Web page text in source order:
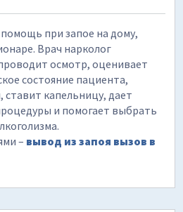
при запое на дому,
Врач нарколог
осмотр, оценивает
состояние пациента,
капельницу, дает
и помогает выбрать
– вывод из запоя вызов в